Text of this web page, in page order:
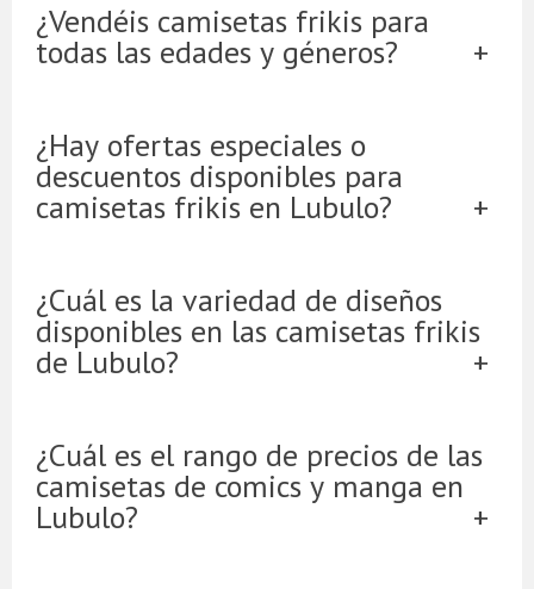
¿Vendéis camisetas frikis para
todas las edades y géneros?
¿Hay ofertas especiales o
descuentos disponibles para
camisetas frikis en Lubulo?
¿Cuál es la variedad de diseños
disponibles en las camisetas frikis
de Lubulo?
¿Cuál es el rango de precios de las
camisetas de comics y manga en
Lubulo?